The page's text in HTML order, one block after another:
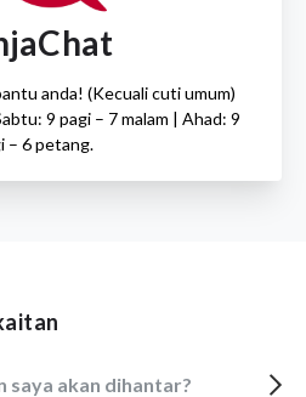
saya akan dihantar?
anda! (Kecuali cuti umum)
9 pagi – 7 malam | Ahad: 9
– 6 petang.